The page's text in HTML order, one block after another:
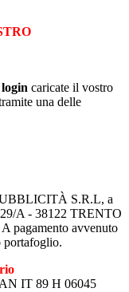
caricate il vostro
una delle
S.R.L, a
A - 38122 TRENTO
A pagamento avvenuto
portafoglio.
IT 89 H 06045